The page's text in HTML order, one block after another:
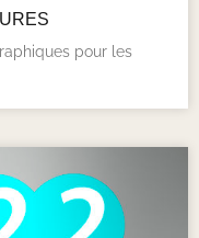
pour les